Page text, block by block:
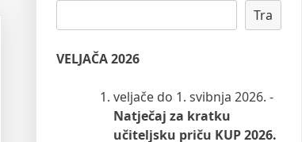
Tra
VELJAČA 2026
veljače do 1. svibnja 2026. -
Natječaj za kratku
učiteljsku priču KUP 2026.